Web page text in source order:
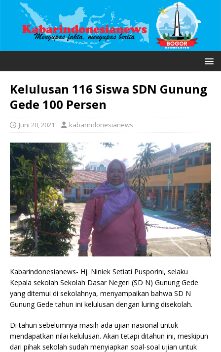
Kelulusan 116 Siswa SDN Gunung
Gede 100 Persen
Juni 20, 2021 kabarindonesianews
Kabarindonesianews- Hj. Niniek Setiati Pusporini, selaku
Kepala sekolah Sekolah Dasar Negeri (SD N) Gunung Gede
yang ditemui di sekolahnya, menyampaikan bahwa SD N
Gunung Gede tahun ini kelulusan dengan luring disekolah.
Di tahun sebelumnya masih ada ujian nasional untuk
mendapatkan nilai kelulusan. Akan tetapi ditahun ini, meskipun
dari pihak sekolah sudah menyiapkan soal-soal ujian untuk